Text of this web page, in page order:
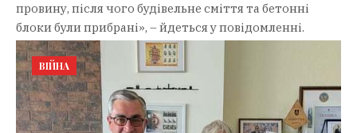
провину, після чого будівельне сміття та бетонні
блоки були прибрані», – йдеться у повідомленні.
ВІЙНА